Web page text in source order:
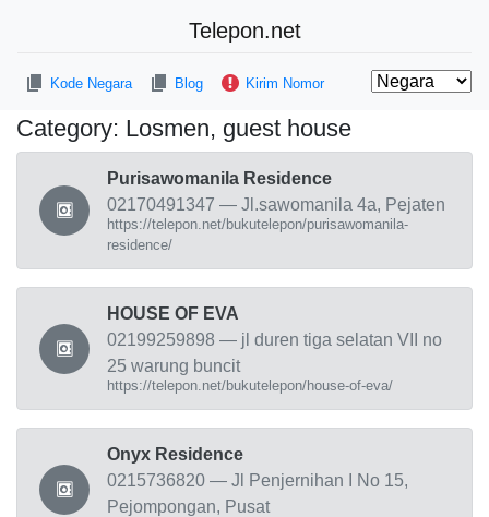
Telepon.net
Kode Negara Blog Kirim Nomor
Category: Losmen, guest house
Purisawomanila Residence
02170491347 — Jl.sawomanila 4a, Pejaten
https://telepon.net/bukutelepon/purisawomanila-
residence/
HOUSE OF EVA
02199259898 — jl duren tiga selatan VII no
25 warung buncit
https://telepon.net/bukutelepon/house-of-eva/
Onyx Residence
0215736820 — Jl Penjernihan I No 15,
Pejompongan, Pusat